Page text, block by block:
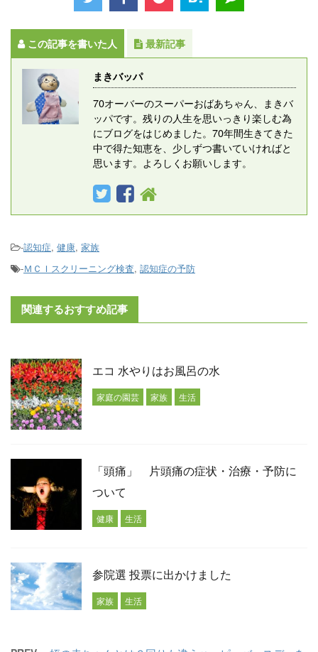
この記事を書いた人 最新記事
まきバッパ
70オーバーのスーパーおばあちゃん、まきバ
ッパです。残りの人生を思いっきり楽しむ為
にブログをはじめました。70年間生きてきた
中で得た知恵を、少しずつ書いていければと
思います。よろしくお願いします。
-認知症, 健康, 家族
-ＭＣＩスクリーニング検査, 認知症の予防
関連するおすすめ記事
エコ 水やりはお風呂の水
家庭の園芸 家族 生活
「頭痛」 片頭痛の症状・治療・予防に
ついて
健康 生活
参院選 投票に出かけました
家族 生活